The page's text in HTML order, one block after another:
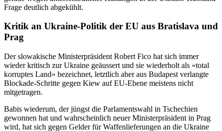
Frage deutlich abgekühlt.
Kritik an Ukraine-Politik der EU aus Bratislava und
Prag
Der slowakische Ministerpräsident Robert Fico hat sich immer
wieder kritisch zur Ukraine geäussert und sie wiederholt als «total
korruptes Land» bezeichnet, letztlich aber aus Budapest verlangte
Blockade-Schritte gegen Kiew auf EU-Ebene meistens nicht
mitgetragen.
Babis wiederum, der jüngst die Parlamentswahl in Tschechien
gewonnen hat und wahrscheinlich neuer Ministerpräsident in Prag
wird, hat sich gegen Gelder für Waffenlieferungen an die Ukraine